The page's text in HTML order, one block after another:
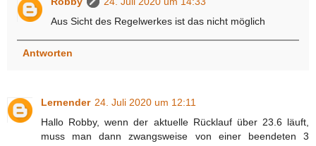
Aus Sicht des Regelwerkes ist das nicht möglich
Antworten
Lernender 24. Juli 2020 um 12:11
Hallo Robby, wenn der aktuelle Rücklauf über 23.6 läuft,
muss man dann zwangsweise von einer beendeten 3